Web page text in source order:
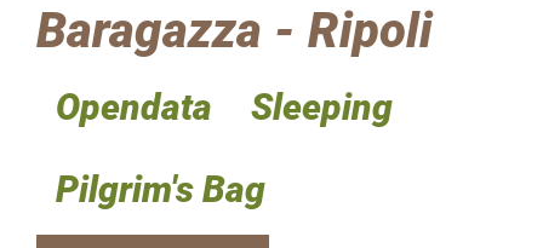
Baragazza - Ripoli
Opendata
Sleeping
Pilgrim's Bag